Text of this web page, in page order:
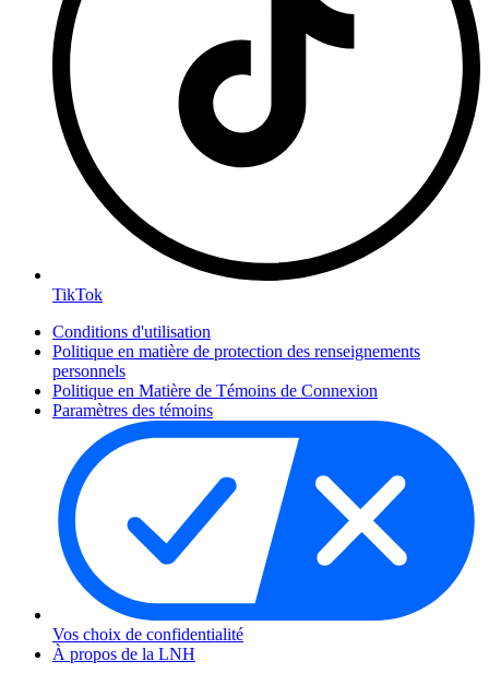
TikTok
Conditions d'utilisation
Politique en matière de protection des renseignements
personnels
Politique en Matière de Témoins de Connexion
Paramètres des témoins
Vos choix de confidentialité
À propos de la LNH